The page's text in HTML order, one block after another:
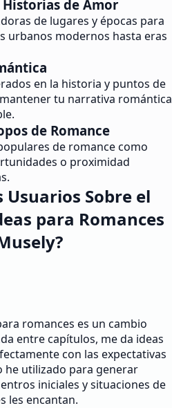
de Amor
de lugares y épocas para
urbanos modernos hasta eras
en la historia y puntos de
tu narrativa romántica
de Romance
de romance como
o proximidad
Usuarios Sobre el
para Romances
romances es un cambio
entre capítulos, me da ideas
con las expectativas
he utilizado para generar
iniciales y situaciones de
les encantan.